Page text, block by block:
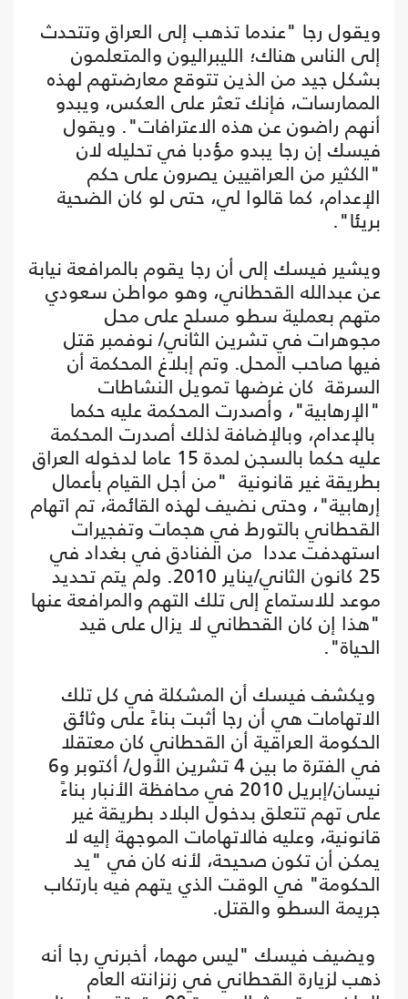
ويقول رجا "عندما تذهب إلى العراق وتتحدث
إلى الناس هناك؛ الليبراليون والمتعلمون
بشكل جيد من الذين تتوقع معارضتهم لهذه
الممارسات، فإنك تعثر على العكس، ويبدو
أنهم راضون عن هذه الاعترافات". ويقول
فيسك إن رجا يبدو مؤدبا في تحليله لان
"الكثير من العراقيين يصرون على حكم
الإعدام، كما قالوا لي، حتى لو كان الضحية
بريئا".
ويشير فيسك إلى أن رجا يقوم بالمرافعة نيابة
عن عبدالله القحطاني، وهو مواطن سعودي
متهم بعملية سطو مسلح على محل
مجوهرات في تشرين الثاني/ نوفمبر قتل
فيها صاحب المحل. وتم إبلاغ المحكمة أن
السرقة كان غرضها تمويل النشاطات
"الإرهابية"، وأصدرت المحكمة عليه حكما
بالإعدام، وبالإضافة لذلك أصدرت المحكمة
عليه حكما بالسجن لمدة 15 عاما لدخوله العراق
بطريقة غير قانونية "من أجل القيام بأعمال
إرهابية"، وحتى نضيف لهذه القائمة، تم اتهام
القحطاني بالتورط في هجمات وتفجيرات
استهدفت عددا من الفنادق في بغداد في
25 كانون الثاني/يناير 2010. ولم يتم تحديد
موعد للاستماع إلى تلك التهم والمرافعة عنها
"هذا إن كان القحطاني لا يزال على قيد
الحياة".
ويكشف فيسك أن المشكلة في كل تلك
الاتهامات هي أن رجا أثبت بناءً على وثائق
الحكومة العراقية أن القحطاني كان معتقلا
في الفترة ما بين 4 تشرين الأول/ أكتوبر و6
نيسان/إبريل 2010 في محافظة الأنبار بناءً
على تهم تتعلق بدخول البلاد بطريقة غير
قانونية، وعليه فالاتهامات الموجهة إليه لا
يمكن أن تكون صحيحة، لأنه كان في "يد
الحكومة" في الوقت الذي يتهم فيه بارتكاب
جريمة السطو والقتل.
ويضيف فيسك "ليس مهما، أخبرني رجا أنه
ذهب لزيارة القحطاني في زنزانته العام